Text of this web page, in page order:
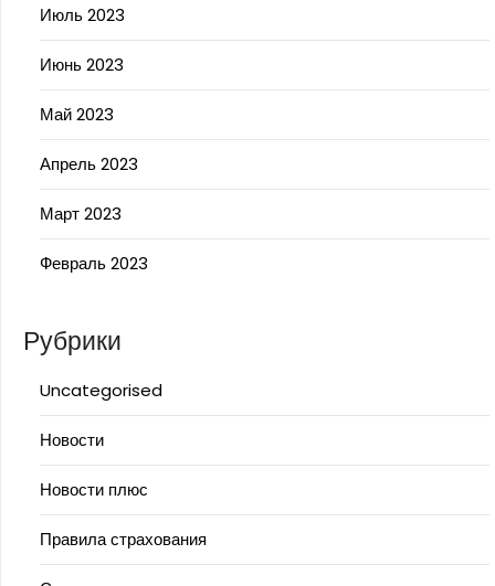
Июль 2023
Июнь 2023
Май 2023
Апрель 2023
Март 2023
Февраль 2023
Рубрики
Uncategorised
Новости
Новости плюс
Правила страхования